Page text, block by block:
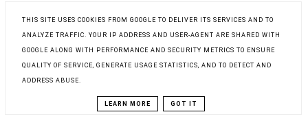
THIS SITE USES COOKIES FROM GOOGLE TO DELIVER ITS SERVICES AND TO
ANALYZE TRAFFIC. YOUR IP ADDRESS AND USER-AGENT ARE SHARED WITH
GOOGLE ALONG WITH PERFORMANCE AND SECURITY METRICS TO ENSURE
QUALITY OF SERVICE, GENERATE USAGE STATISTICS, AND TO DETECT AND
ADDRESS ABUSE.
LEARN MORE GOT IT